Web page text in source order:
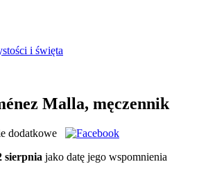
i święta
Malla, męczennik
dodatkowe
sierpnia jako datę jego wspomnienia